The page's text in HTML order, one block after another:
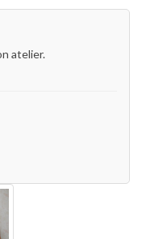
atelier.